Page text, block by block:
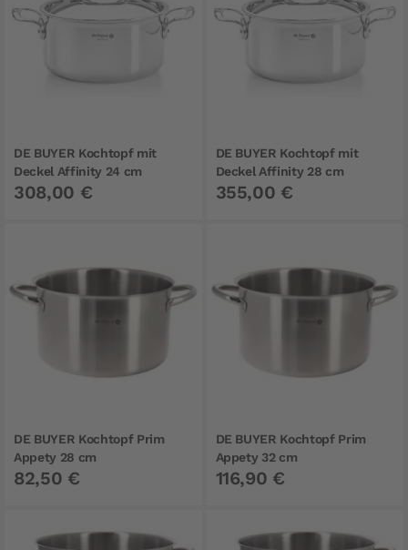
DE BUYER Kochtopf mit
Deckel Affinity 24 cm
308,00 €
DE BUYER Kochtopf mit
Deckel Affinity 28 cm
355,00 €
DE BUYER Kochtopf Prim
Appety 28 cm
82,50 €
DE BUYER Kochtopf Prim
Appety 32 cm
116,90 €